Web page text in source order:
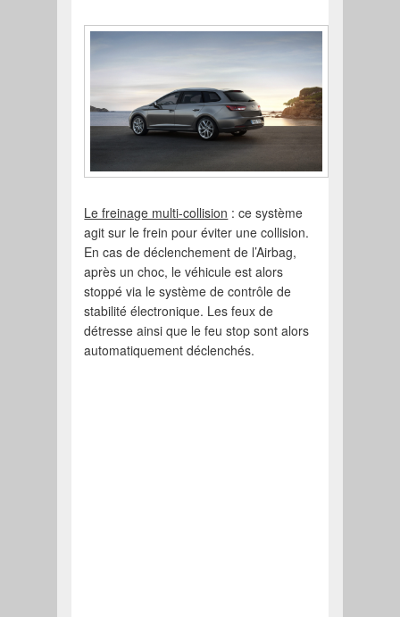
Le freinage multi-collision : ce système
agit sur le frein pour éviter une collision.
En cas de déclenchement de l’Airbag,
après un choc, le véhicule est alors
stoppé via le système de contrôle de
stabilité électronique. Les feux de
détresse ainsi que le feu stop sont alors
automatiquement déclenchés.